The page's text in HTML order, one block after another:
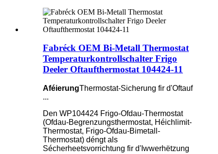
Fabréck OEM Bi-Metall Thermostat
Temperaturkontrollschalter Frigo
Deeler Oftaufthermostat 104424-11
AféierungThermostat-Sicherung fir d'Oftauf
...
Den WP104424 Frigo-Ofdau-Thermostat
(Ofdau-Begrenzungsthermostat, Héichlimit-
Thermostat, Frigo-Ofdau-Bimetall-
Thermostat) déngt als
Sécherheetsvorrichtung fir d'Iwwerhëtzung